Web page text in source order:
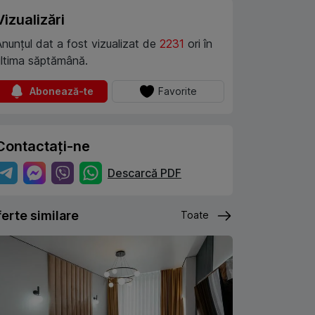
dat a fost vizualizat de 2231 ori în
săptămână.
Abonează-te Favorite
ne
Descarcă PDF
similare Toate